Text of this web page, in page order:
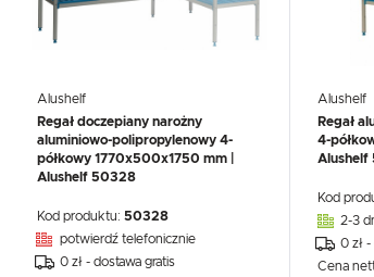
Alushelf
Regał doczepiany narożny
aluminiowo-polipropylenowy 4-
półkowy 1770x500x1750 mm |
Alushelf 50328
Kod produktu: 50328
potwierdź telefonicznie
0 zł - dostawa gratis
Alushelf
Regał
4-
Alushelf
Kod
2-3
0 zł -
Cena
Dzięki reklamowym plikom cookies
Promocyjne pliki cookies służą do
Twoich upodobań oraz Twoich
treści w postaci wiadomości, ofert,